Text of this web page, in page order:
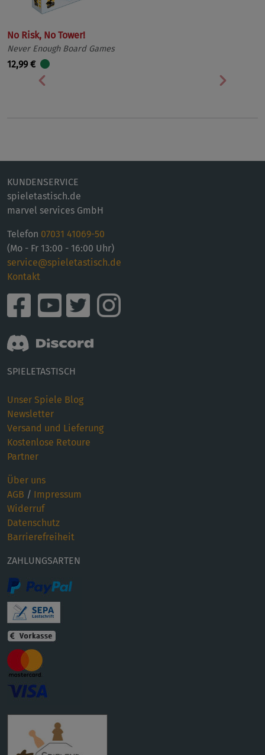
No Risk, No Tower!
Never Enough Board Games
12,99 €
Vorherige
KUNDENSERVICE
spieletastisch.de
marvel services GmbH
Telefon 07031 41069-50
(Mo - Fr 13:00 - 16:00 Uhr)
service@spieletastisch.de
Kontakt
SPIELETASTISCH
Unser Spiele Blog
Newsletter
Versand und Lieferung
Kostenlose Retoure
Partner
Über uns
AGB / Impressum
Widerruf
Datenschutz
Barrierefreiheit
ZAHLUNGSARTEN